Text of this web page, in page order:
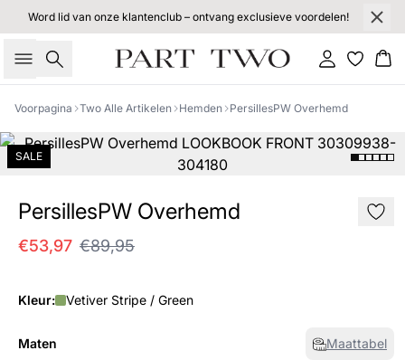
Word lid van onze klantenclub – ontvang exclusieve voordelen!
Zoeken Inloggen
Voorpagina Two Alle Artikelen Hemden PersillesPW Overhemd
SALE
PersillesPW Overhemd
€53,97 €89,95
Kleur: Vetiver Stripe / Green
Maten Maattabel